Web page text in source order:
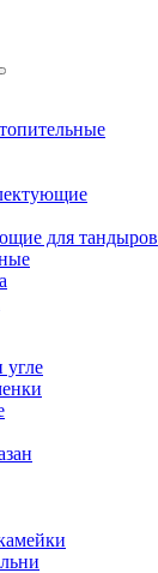
для тандыров
угле